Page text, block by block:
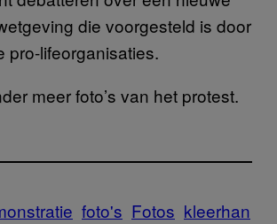
die voorgesteld is door
pro-lifeorganisaties.
meer foto’s van het protest.
foto's Fotos kleerhan